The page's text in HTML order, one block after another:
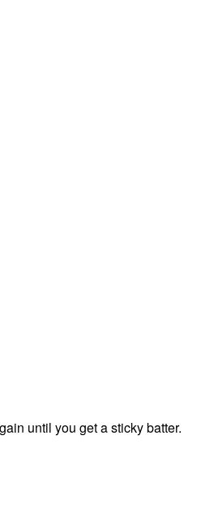
until you get a sticky batter.